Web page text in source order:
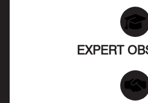
EXPERT